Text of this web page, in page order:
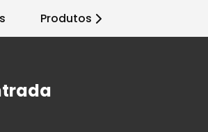
Produtos